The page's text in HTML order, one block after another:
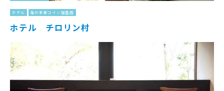
ホテル 海の京都コイン加盟店
ホテル チロリン村